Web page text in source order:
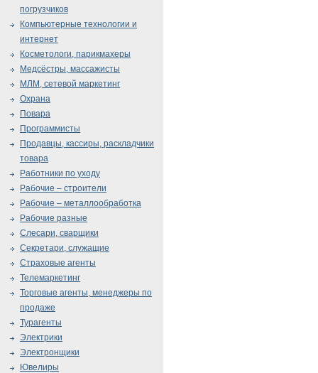
погрузчиков
Компьютерные технологии и
интернет
Косметологи, парикмахеры
Медсёстры, массажисты
МЛМ, сетевой маркетинг
Охрана
Повара
Программисты
Продавцы, кассиры, раскладчики
товара
Работники по уходу
Рабочие – строители
Рабочие – металлообработка
Рабочие разные
Слесари, сварщики
Секретари, служащие
Страховые агенты
Телемаркетинг
Торговые агенты, менеджеры по
продаже
Турагенты
Электрики
Электронщики
Ювелиры